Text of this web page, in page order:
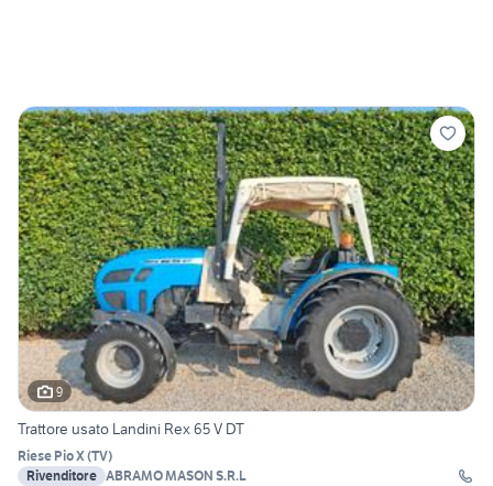
9
Trattore usato Landini Rex 65 V DT
Riese Pio X(TV)
Rivenditore ABRAMO MASON S.R.L